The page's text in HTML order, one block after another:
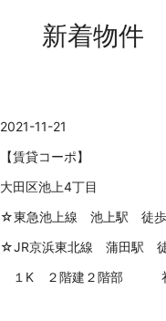
新着物件
2021-11-21
【賃貸コーポ】
大田区池上4丁目
☆東急池上線 池上駅 徒
☆JR京浜東北線 蒲田駅
１K ２階建２階部 礼